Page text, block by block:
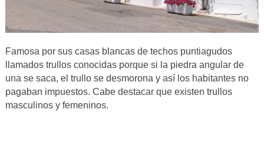
Famosa por sus casas blancas de techos puntiagudos
llamados trullos conocidas porque si la piedra angular de
una se saca, el trullo se desmorona y así los habitantes no
pagaban impuestos. Cabe destacar que existen trullos
masculinos y femeninos.